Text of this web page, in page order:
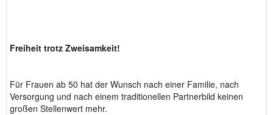
Freiheit trotz Zweisamkeit!
Für Frauen ab 50 hat der Wunsch nach einer Familie, nach
Versorgung und nach einem traditionellen Partnerbild keinen
großen Stellenwert mehr.